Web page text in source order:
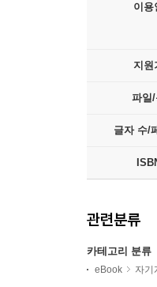
이용
지원
파일
글자 수/
관련분류
카테고리 분류
eBook 자기